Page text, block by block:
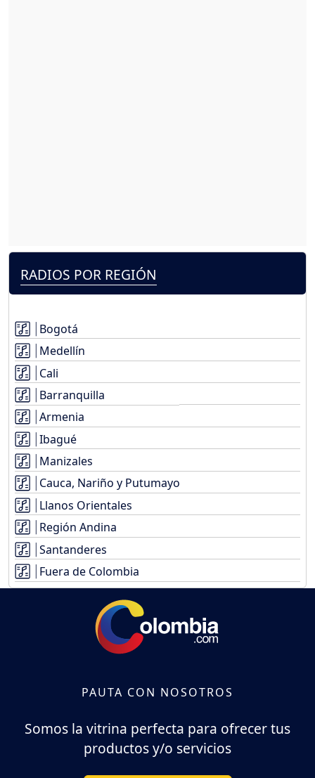
RADIOS POR REGIÓN
Bogotá
Medellín
Cali
Barranquilla
Armenia
Ibagué
Manizales
Cauca, Nariño y Putumayo
Llanos Orientales
Región Andina
Santanderes
Fuera de Colombia
PAUTA CON NOSOTROS
Somos la vitrina perfecta para ofrecer tus
productos y/o servicios